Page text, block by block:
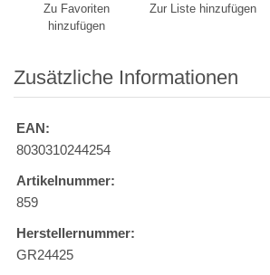
Zu Favoriten
hinzufügen
Zur Liste hinzufügen
Zusätzliche Informationen
EAN:
8030310244254
Artikelnummer:
859
Herstellernummer:
GR24425